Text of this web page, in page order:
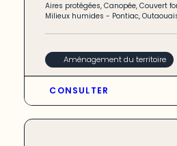
Aires protégées,Canopée,Couvert
Milieux humides - Pontiac,
Aménagement du territoire
CONSULTER